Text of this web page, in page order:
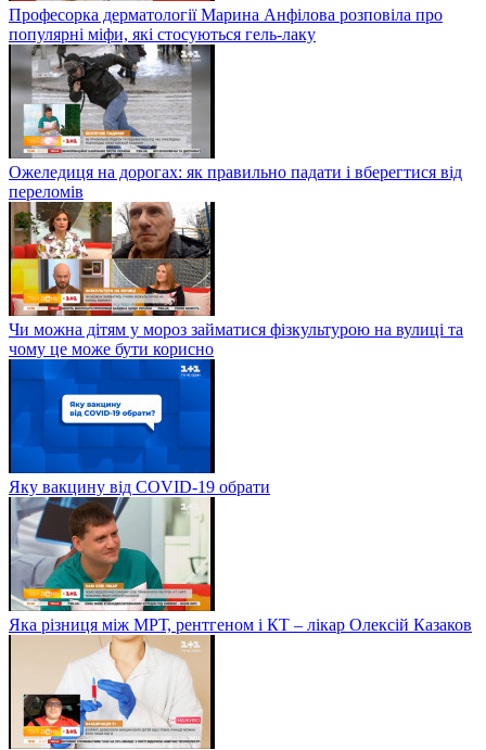
Професорка дерматології Марина Анфілова розповіла про
популярні міфи, які стосуються гель-лаку
Ожеледиця на дорогах: як правильно падати і вберегтися від
переломів
Чи можна дітям у мороз займатися фізкультурою на вулиці та
чому це може бути корисно
Яку вакцину від COVID-19 обрати
Яка різниця між МРТ, рентгеном і КТ – лікар Олексій Казаков